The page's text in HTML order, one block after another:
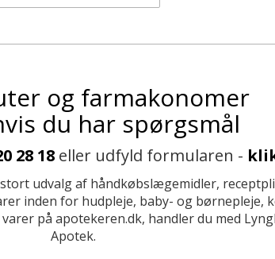
og farmakonomer
du har spørgsmål
28 18 eller udfyld formularen -
udvalg af håndkøbslægemidler,
inden for hudpleje, baby- og børnepleje,
på apotekeren.dk, handler du med
Apotek.